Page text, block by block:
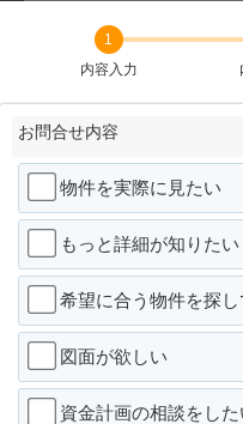
1
内容入力
お問合せ内容
物件を実際に見たい
もっと詳細が知りたい
希望に合う物件を探
図面が欲しい
資金計画の相談をした